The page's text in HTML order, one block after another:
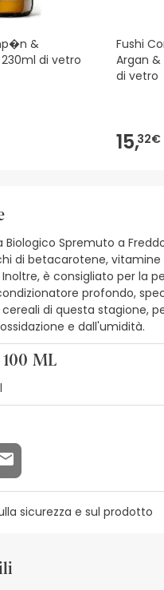
&
di vetro
Fushi
Argan &
di vetro
15,32€
Biologico Spremuto a
di betacarotene, vitamine
è consigliato per la
profondo,
di questa stagione,
e dall'umidità.
ML
sicurezza e sul prodotto
sicurezza visiva